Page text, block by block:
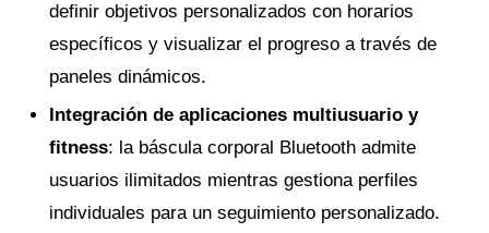
definir objetivos personalizados con horarios
específicos y visualizar el progreso a través de
paneles dinámicos.
Integración de aplicaciones multiusuario y
fitness: la báscula corporal Bluetooth admite
usuarios ilimitados mientras gestiona perfiles
individuales para un seguimiento personalizado.